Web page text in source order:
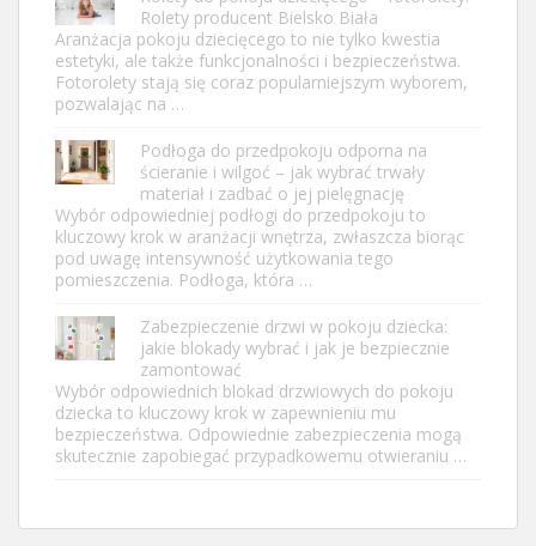
Rolety producent Bielsko Biała
Aranżacja pokoju dziecięcego to nie tylko kwestia
estetyki, ale także funkcjonalności i bezpieczeństwa.
Fotorolety stają się coraz popularniejszym wyborem,
pozwalając na …
Podłoga do przedpokoju odporna na
ścieranie i wilgoć – jak wybrać trwały
materiał i zadbać o jej pielęgnację
Wybór odpowiedniej podłogi do przedpokoju to
kluczowy krok w aranżacji wnętrza, zwłaszcza biorąc
pod uwagę intensywność użytkowania tego
pomieszczenia. Podłoga, która …
Zabezpieczenie drzwi w pokoju dziecka:
jakie blokady wybrać i jak je bezpiecznie
zamontować
Wybór odpowiednich blokad drzwiowych do pokoju
dziecka to kluczowy krok w zapewnieniu mu
bezpieczeństwa. Odpowiednie zabezpieczenia mogą
skutecznie zapobiegać przypadkowemu otwieraniu …